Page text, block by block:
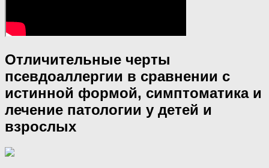
Отличительные черты
псевдоаллергии в сравнении с
истинной формой, симптоматика и
лечение патологии у детей и
взрослых